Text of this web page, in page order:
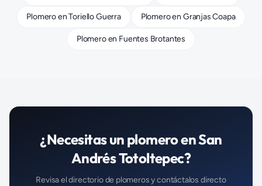
PlomeroenToriello Guerra Plomeroen Granjas Coapa
Plomeroen Fuentes Brotantes
¿Necesitas un plomeroenSan
Andrés Totoltepec?
Revisa el directorio de plomerosy contáctalos directo